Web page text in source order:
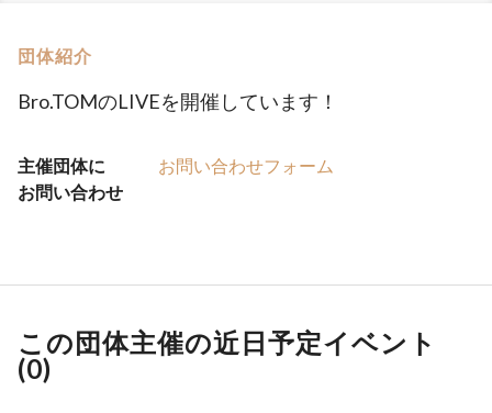
団体紹介
Bro.TOMのLIVEを開催しています！
主催団体に
お問い合わせ
お問い合わせフォーム
この団体主催の近日予定イベント
(0)